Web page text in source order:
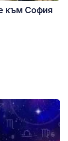
към София